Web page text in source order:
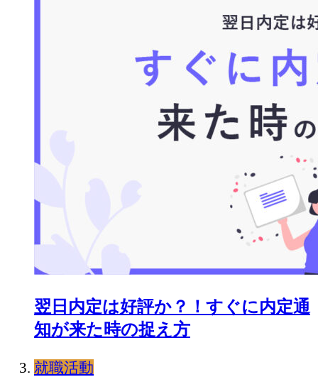
翌日内定は好評か？！すぐに内定通
知が来た時の捉え方
就職活動